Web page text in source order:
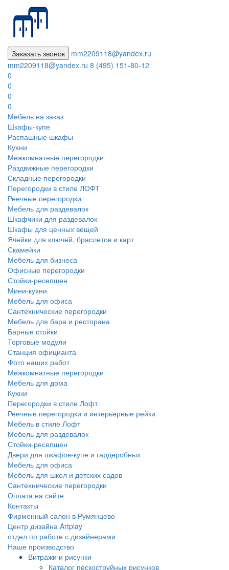
Заказать звонок
mm2209118@yandex.ru
mm2209118@yandex.ru 8 (495) 151-80-12
0
0
0
0
Мебель на заказ
Шкафы-купе
Распашные шкафы
Кухни
Межкомнатные перегородки
Раздвижные перегородки
Складные перегородки
Перегородки в стиле ЛОФТ
Реечные перегородки
Мебель для раздевалок
Шкафчики для раздевалок
Шкафы для ценных вещей
Ячейки для ключей, браслетов и карт
Скамейки
Мебель для бизнеса
Офисные перегородки
Стойки-ресепшен
Мини-кухни
Мебель для офиса
Сантехнические перегородки
Мебель для бара и ресторана
Барные стойки
Торговые модули
Станция официанта
Фото наших работ
Межкомнатные перегородки
Мебель для дома
Кухни
Перегородки в стиле Лофт
Реечные перегородки и интерьерные рейки
Мебель в стиле Лофт
Мебель для раздевалок
Стойки-ресепшен
Двери для шкафов-купе и гардеробных
Мебель для офиса
Мебель для школ и детских садов
Сантехнические перегородки
Оплата на сайте
Контакты
Фирменный салон в Румянцево
Центр дизайна Artplay
отдел по работе с дизайнерами
Наше производство
Витражи и рисунки
Каталог пескоструйных рисунков